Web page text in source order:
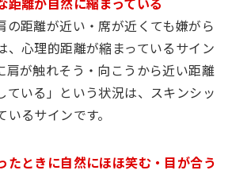
の距離が近い・席が近くても嫌がら
、心理的距離が縮まっているサイン
肩が触れそう・向こうから近い距離
ている」という状況は、スキンシッ
るサインです。
ときに自然にほほ笑む・目が合う